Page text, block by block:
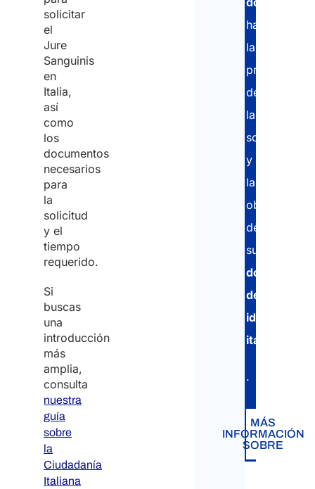
solicitar
el
Jure
Sanguinis
en
Italia,
así
como
los
documentos
necesarios
para
la
solicitud
y el
tiempo
requerido.
Si
buscas
una
introducción
más
amplia,
consulta
nuestra
guía
sobre
la
Ciudadanía
Italiana
hasta
la
presentación
de
la
solicitud
y
la
obtención
de
su
documento
de
identidad
italiano
.
MÁS
INFORMACIÓN
SOBRE